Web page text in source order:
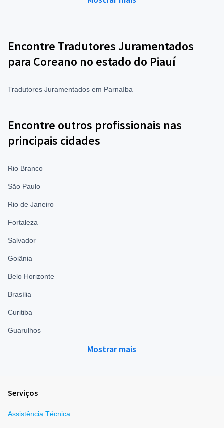
Encontre Tradutores Juramentados
para Coreano no estado do Piauí
Tradutores Juramentados em Parnaíba
Encontre outros profissionais nas
principais cidades
Rio Branco
São Paulo
Rio de Janeiro
Fortaleza
Salvador
Goiânia
Belo Horizonte
Brasília
Curitiba
Guarulhos
Mostrar mais
Serviços
Assistência Técnica